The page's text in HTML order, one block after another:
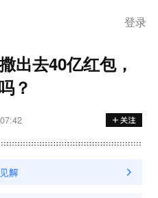
登录
出去40亿红包，
？